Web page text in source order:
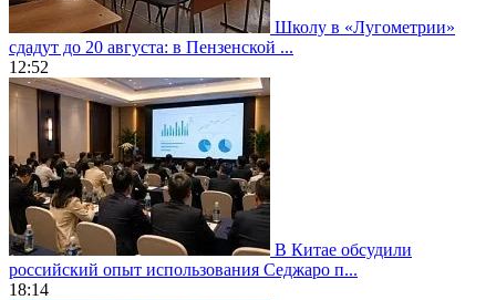
Школу в «Лугометрии»
сдадут до 20 августа: в Пензенской ...
12:52
В Китае обсудили
российский опыт использования Седжаро п...
18:14